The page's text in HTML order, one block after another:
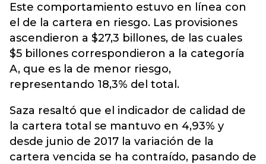
Este comportamiento estuvo en línea con
el de la cartera en riesgo. Las provisiones
ascendieron a $27,3 billones, de las cuales
$5 billones correspondieron a la categoría
A, que es la de menor riesgo,
representando 18,3% del total.
Saza resaltó que el indicador de calidad de
la cartera total se mantuvo en 4,93% y
desde junio de 2017 la variación de la
cartera vencida se ha contraído, pasando de